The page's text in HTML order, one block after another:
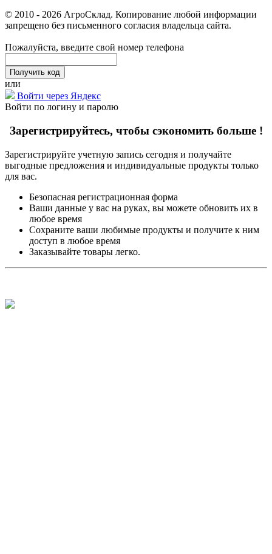
© 2010 - 2026 АгроСклад. Копирование любой информации
запрещено без письменного согласия владельца сайта.
Пожалуйста, введите свой номер телефона
или
Войти через Яндекс
Войти по логину и паролю
Зарегистрируйтесь, чтобы сэкономить больше !
Зарегистрируйте учетную запись сегодня и получайте
выгодные предложения и индивидуальные продукты только
для вас.
Безопасная регистрационная форма
Ваши данные у вас на руках, вы можете обновить их в
любое время
Сохраните ваши любимые продукты и получите к ним
доступ в любое время
Заказывайте товары легко.